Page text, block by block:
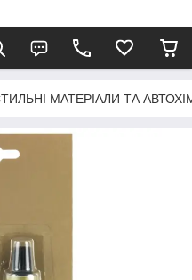
МАТЕРІАЛИ ТА